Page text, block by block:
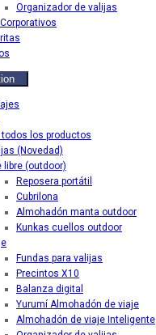
Organizador de valijas
todos los productos
(Novedad)
libre (outdoor)
Reposera portátil
Cubrilona
Almohadón manta outdoor
Kunkas cuellos outdoor
Fundas para valijas
Precintos X10
Balanza digital
Yurumí Almohadón de viaje
Almohadón de viaje Inteligente